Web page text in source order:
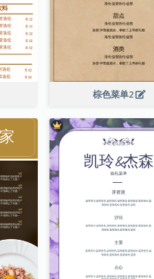
棕色菜单2